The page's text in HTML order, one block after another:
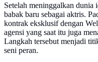
Setelah meninggalkan
babak baru sebagai aktris.
kontrak eksklusif dengan
agensi yang saat itu juga
Langkah tersebut menjadi
seni peran.